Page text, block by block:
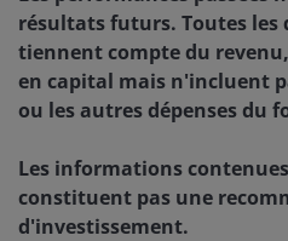
résultats futurs. Toutes les
tiennent compte du
en capital mais n'incluent
ou les autres dépenses du
Les informations
constituent pas une
d'investissement.